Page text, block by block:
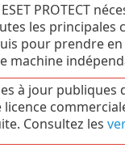
PROTECT
les
pour prendre
machine
à jour publiques
Consultez les